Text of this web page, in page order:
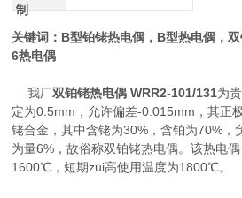
制
关键词：B型铂铑热电偶，B型热电偶，
6热电偶
我厂双铂铑热电偶 WRR2-101/131为
定为0.5mm，允许偏差-0.015mm，其正
铑合金，其中含铑为30%，含铂为70%，
为量6%，故俗称双铂铑热电偶。该热电
1600℃，短期zui高使用温度为1800℃。